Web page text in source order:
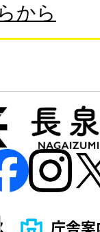
から
庁舎案